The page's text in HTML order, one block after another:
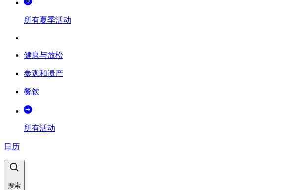
所有夏季活动
健康与放松
参观和遗产
餐饮
所有活动
日历
搜索